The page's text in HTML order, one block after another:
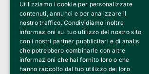
Clappit è un marchio di proprietà di:
Bemils Srl
a Socio Unico
Via Fosse Ardeatine, 4 -20092 Cinisello Balsamo (MI)
PI 05589050961
Iscr. C.C.I.A.A. Milano R.E.A. 1833471
© 2010-2025 Bemils Srl - Tutti i diritti riservati
Credits:
Utilizziamo i cookie per personalizzare
contenuti, annunci e per analizzare il
nostro traffico. Condividiamo inoltre
informazioni sul tuo utilizzo del nostro sito
con i nostri partner pubblicitari e di analisi
che potrebbero combinarle con altre
informazioni che hai fornito loro o che
hanno raccolto dal tuo utilizzo dei loro